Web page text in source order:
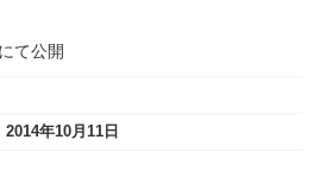
て公開
2014年10月11日